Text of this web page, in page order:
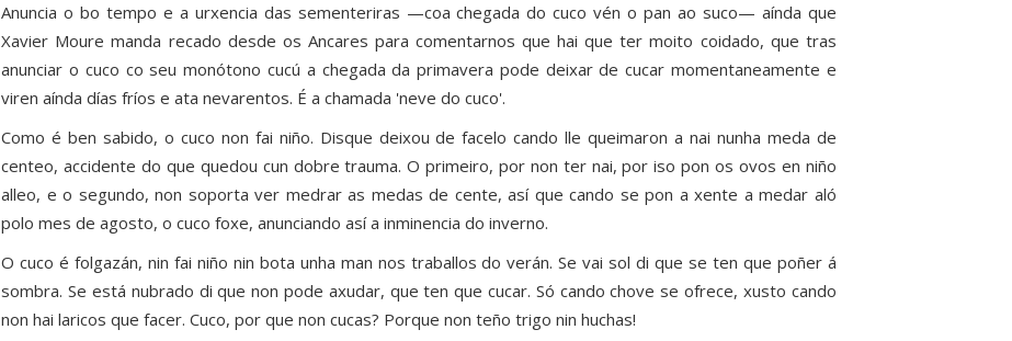
Anuncia o bo tempo e a urxencia das sementeriras —coa chegada do cuco vén o pan ao suco— aínda que
Xavier Moure manda recado desde os Ancares para comentarnos que hai que ter moito coidado, que tras
anunciar o cuco co seu monótono cucú a chegada da primavera pode deixar de cucar momentaneamente e
viren aínda días fríos e ata nevarentos. É a chamada 'neve do cuco'.
Como é ben sabido, o cuco non fai niño. Disque deixou de facelo cando lle queimaron a nai nunha meda de
centeo, accidente do que quedou cun dobre trauma. O primeiro, por non ter nai, por iso pon os ovos en niño
alleo, e o segundo, non soporta ver medrar as medas de cente, así que cando se pon a xente a medar aló
polo mes de agosto, o cuco foxe, anunciando así a inminencia do inverno.
O cuco é folgazán, nin fai niño nin bota unha man nos traballos do verán. Se vai sol di que se ten que poñer á
sombra. Se está nubrado di que non pode axudar, que ten que cucar. Só cando chove se ofrece, xusto cando
non hai laricos que facer. Cuco, por que non cucas? Porque non teño trigo nin huchas!